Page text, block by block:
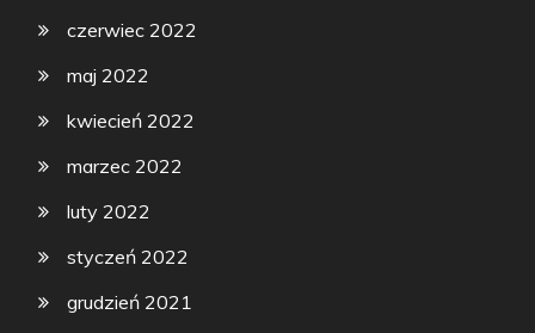
czerwiec 2022
maj 2022
kwiecień 2022
marzec 2022
luty 2022
styczeń 2022
grudzień 2021